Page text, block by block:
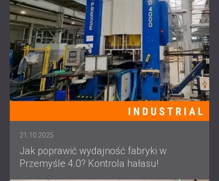
21.10.2025
Jak poprawić wydajność fabryki w
Przemyśle 4.0? Kontrola hałasu!